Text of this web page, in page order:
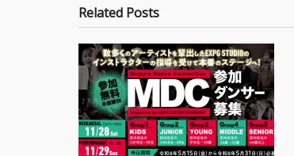
Related Posts